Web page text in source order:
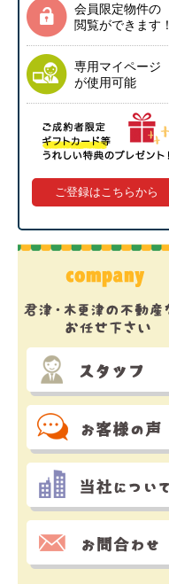
会員限定物件の
閲覧ができます！
専用マイページ
が使用可能
ご登録はこちらから